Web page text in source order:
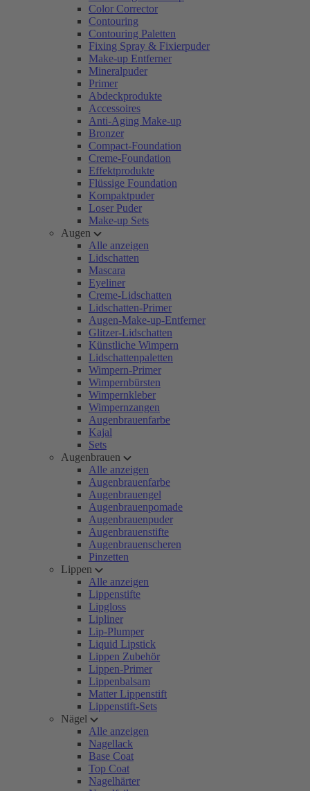
Color Corrector
Contouring
Contouring Paletten
Fixing Spray & Fixierpuder
Make-up Entferner
Mineralpuder
Primer
Abdeckprodukte
Accessoires
Anti-Aging Make-up
Bronzer
Compact-Foundation
Creme-Foundation
Effektprodukte
Flüssige Foundation
Kompaktpuder
Loser Puder
Make-up Sets
Augen
Alle anzeigen
Lidschatten
Mascara
Eyeliner
Creme-Lidschatten
Lidschatten-Primer
Augen-Make-up-Entferner
Glitzer-Lidschatten
Künstliche Wimpern
Lidschattenpaletten
Wimpern-Primer
Wimpernbürsten
Wimpernkleber
Wimpernzangen
Augenbrauenfarbe
Kajal
Sets
Augenbrauen
Alle anzeigen
Augenbrauenfarbe
Augenbrauengel
Augenbrauenpomade
Augenbrauenpuder
Augenbrauenstifte
Augenbrauenscheren
Pinzetten
Lippen
Alle anzeigen
Lippenstifte
Lipgloss
Lipliner
Lip-Plumper
Liquid Lipstick
Lippen Zubehör
Lippen-Primer
Lippenbalsam
Matter Lippenstift
Lippenstift-Sets
Nägel
Alle anzeigen
Nagellack
Base Coat
Top Coat
Nagelhärter